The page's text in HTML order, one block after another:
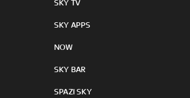
SKY TV
SKY APPS
NOW
SKY BAR
SPAZI SKY